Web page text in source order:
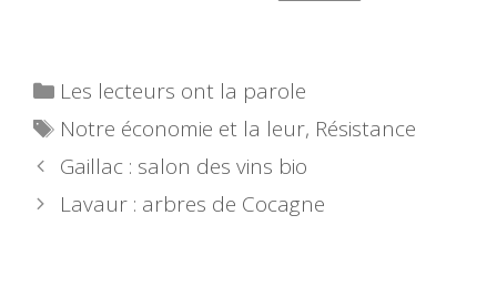
Catégories
Les lecteurs ont la parole
Étiquettes
Notre économie et la leur, Résistance
Gaillac : salon des vins bio
Lavaur : arbres de Cocagne